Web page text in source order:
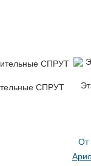
СПРУТ
От